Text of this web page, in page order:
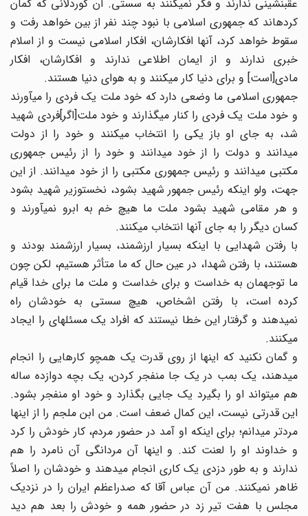
عقب‏نشینی ندارند و فکر نمی‏کنند به سستی. آن کوردلانی که گمان
کرده‏اند که جمهوری اسلامی با نبود چند نفر از بین خواهد رفت و
سقوط خواهد کرد، آنها افکارشان، افکار اسلامی نیست و از اسلام
خبری ندارند و از ایمان اطلاعی ندارند و افکارشان، افکار
مادی[است] و برای دنیا کار می‏کنند و به هوای دنیا هستند.
جمهوری اسلامی ما وضعی دارد که خود ملت یک فردی را می‏آورند
و خود ملت یک فردی را کنار می‏گذارند و خود ملت[اگر]فردی شهید
شد، به جای او باز یکی را انتخاب می‏کنند و خود را از دولت
می‏دانند و دولت را از خود می‏دانند و خود را از رئیس جمهوری
مکتبی می‏دانند و رئیس جمهوری مکتبی را از خود می‏دانند. از این
جهت، ولو اینکه رئیس جمهور شهید بشود، نخست‏وزیر شهید بشود
و هر مقامی شهید بشود ملت ما هیچ خم به ابرو نمی‏آورند و
کسان دیگر را به جای آنها انتخاب می‏کنند.
با رفتن شهدایی با اینکه بسیار ارزشمند، بسیار ارزشمند بودند و
هستند، با رفتن شهدا، در عین حال که ما متأثر هستیم، لکن چون
ما توجهمان به خداست و برای خداست و ملت ما برای خدا قیام
کرده است، با رفتن اشخاص، هیچ سستی به خودشان راه
نمی‏دهند و گرفتار این خطا نیستند که افراد یک مسئله‏ای را ایجاد
می‏کنند.
و گمان نکنید که اینها از روی قدرت یک همچو کارهایی را انجام
می‏دهند، یک بمب در یک جا منفجر کردن، یک بچه دوازده ساله
هم می‏تواند او را بگیرد یک جایی بگذارد و خود او منفجر بشود.
این قدرتی نیست، این کمال ضعف است. من ابن ‏ملجم را از اینها
مردتر می‏دانم؛ برای اینکه او آمد در حضور مردم، کار خودش را کرد
و خداوند او را لعنت کند. و اینها آن مردانگی آن نامرد را هم
ندارند و به طور دزدی یک کاری انجام می‏دهند و خودشان را اصلاً
ظاهر نمی‏کنند. من آن عباس آقا که صدراعظم ایران را در نزدیک
مجلس با هفت تیر زد در حضور همه و خودش را بعد هم دید